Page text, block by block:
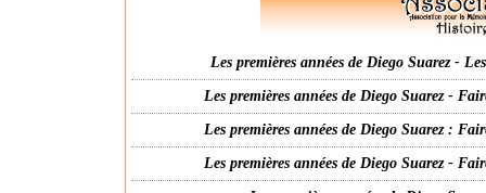
Les premières années de Diego Suarez -
Les premières années de Diego Suarez -
Les premières années de Diego Suarez :
Les premières années de Diego Suarez -